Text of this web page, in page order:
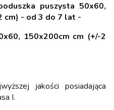
puszysta 50x60,
cm) - od 3 do 7 lat -
150x200cm cm (+/-2
jakości posiadająca
I.